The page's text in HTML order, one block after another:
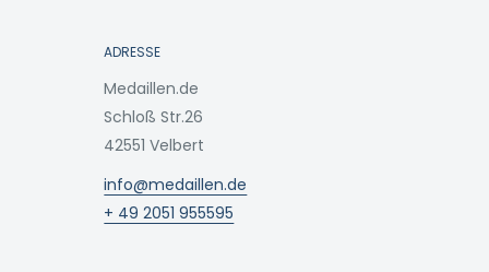
ADRESSE
Medaillen.de
Schloß Str.26
42551 Velbert
info@medaillen.de
+ 49 2051 955595